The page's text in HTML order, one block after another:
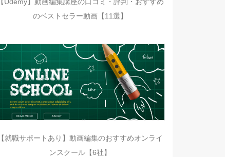
のベストセラー動画【11選】
【就職サポートあり】動画編集のおすすめオンライ
ンスクール【6社】